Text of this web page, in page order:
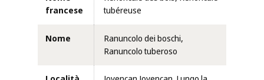
francese
tubéreuse
Nome
Ranuncolo dei boschi,
Ranuncolo tuberoso